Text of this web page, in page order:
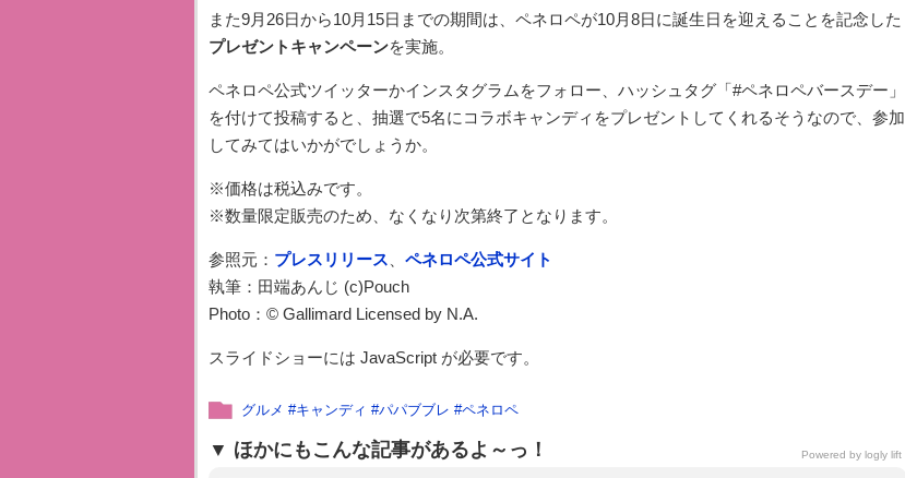
また9月26日から10月15日までの期間は、ペネロペが10月8日に誕生日を迎えることを記念した
プレゼントキャンペーンを実施。
ペネロペ公式ツイッターかインスタグラムをフォロー、ハッシュタグ「#ペネロペバースデー」
を付けて投稿すると、抽選で5名にコラボキャンディをプレゼントしてくれるそうなので、参加
してみてはいかがでしょうか。
※価格は税込みです。
※数量限定販売のため、なくなり次第終了となります。
参照元： プレスリリース
ペネロペ公式サイト
執筆：田端あんじ (c)Pouch
Photo：© Gallimard Licensed by N.A.
スライドショーには JavaScript が必要です。
グルメ #キャンディ #パパブブレ #ペネロペ
ほかにもこんな記事があるよ～っ！ Powered by logly lift